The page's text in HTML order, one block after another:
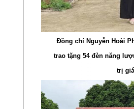
Đồng chí Nguyễn Hoài
trao tặng 54 đèn năng
trị